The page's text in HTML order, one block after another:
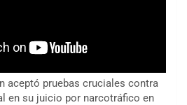
aceptó pruebas cruciales contra
en su juicio por narcotráfico en